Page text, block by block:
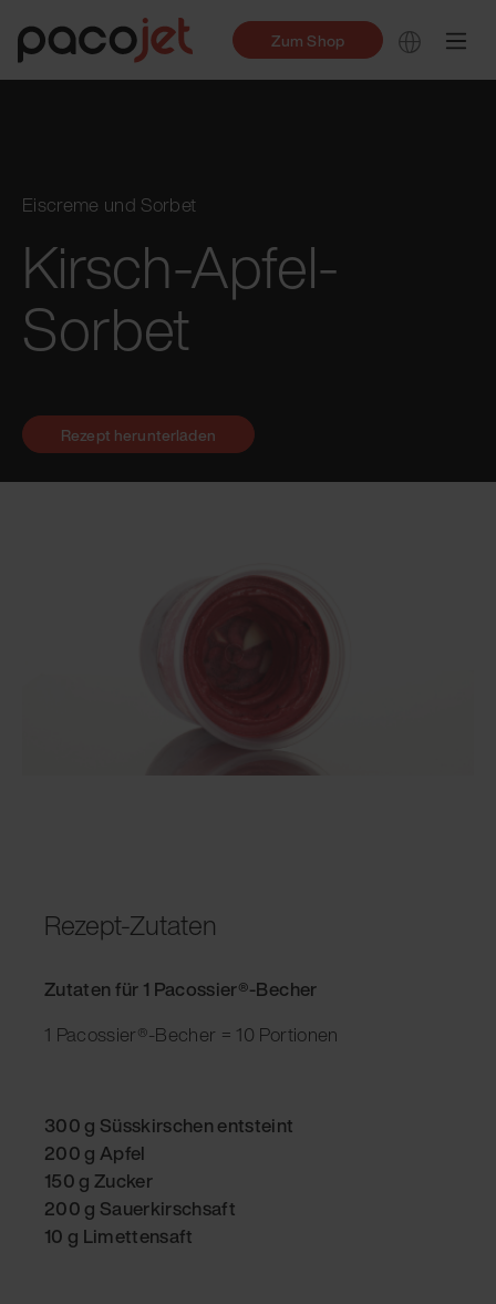
Zum Shop
Eiscreme und Sorbet
Kirsch-Apfel-
Sorbet
Rezept-Zutaten
Zutaten für 1 Pacossier®-Becher
1 Pacossier®-Becher = 10 Portionen
300 g Süsskirschen entsteint
200 g Apfel
150 g Zucker
200 g Sauerkirschsaft
10 g Limettensaft
Rezept herunterladen